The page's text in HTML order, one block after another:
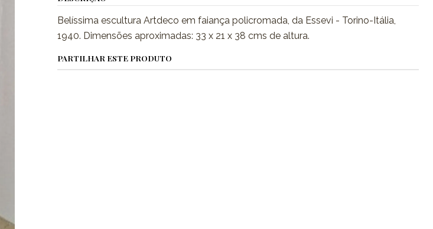
Belíssima escultura Artdeco em faiança policromada, da Essevi - Torino-Itália,
1940. Dimensões aproximadas: 33 x 21 x 38 cms de altura.
PARTILHAR ESTE PRODUTO